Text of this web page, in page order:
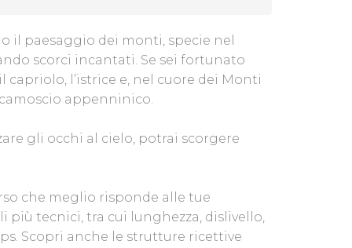
il paesaggio dei monti, specie nel
scorci incantati. Se sei fortunato
l’istrice e, nel cuore dei Monti
appenninico.
gli occhi al cielo, potrai scorgere
che meglio risponde alle tue
più tecnici, tra cui lunghezza, dislivello,
Scopri anche le strutture ricettive